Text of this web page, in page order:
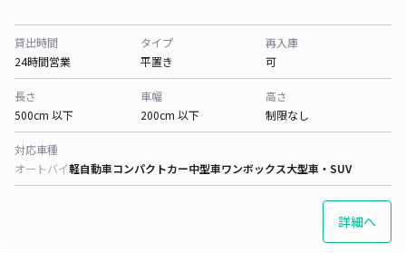
貸出時間
24時間営業
タイプ
平置き
再入庫
可
長さ
500cm 以下
車幅
200cm 以下
高さ
制限なし
対応車種
オートバイ軽自動車コンパクトカー中型車ワンボックス大型車・SUV
詳細へ